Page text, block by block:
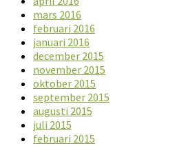
mars 2016
februari 2016
januari 2016
december 2015
november 2015
oktober 2015
september 2015
augusti 2015
juli 2015
februari 2015